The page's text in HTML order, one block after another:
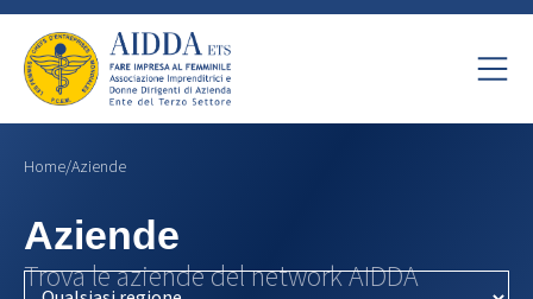
Home/Aziende
Aziende
Trova le aziende del network AIDDA